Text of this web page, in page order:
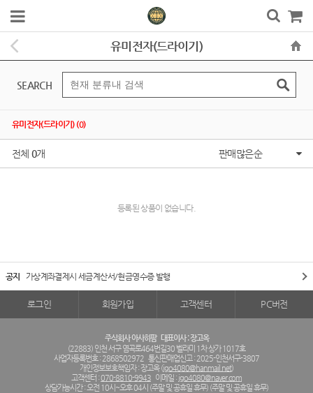
유미전자(드라이기)
SEARCH
유미전자(드라이기) (0)
전체 0개 판매많은순
등록된 상품이 없습니다.
공지 가상계좌결제시 세금계산서/현금영수증 발행
로그인 회원가입 고객센터 PC버전
주식회사 아사히팜 대표이사 : 장고옥
(22883) 인천 서구 염곡로464번길30 벨라미 1차 상가 1017호
사업자등록번호 : 2868502972 통신판매업신고 : 2025-인천서구-3807
개인정보보호책임자 : 장고옥 (jgo4080@hanmail.net)
고객센터 :070-8810-9943 이메일 : jgo4080@naver.com
상담가능시간 : 오전 10시~오후 04시 (주말 및 공휴일 휴무) (주말 및 공휴일 휴무)